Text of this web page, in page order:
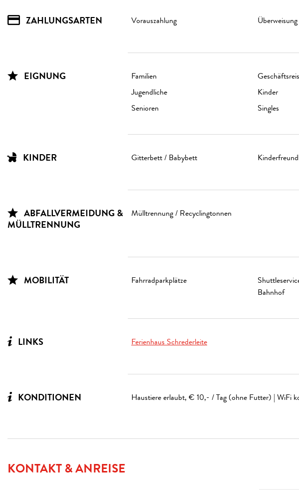
ZAHLUNGSARTEN Vorauszahlung Überweisung
EIGNUNG Familien
Jugendliche
Kinder
Senioren
Singles
KINDER Gitterbett / Babybett
ABFALLVERMEIDUNG &
MÜLLTRENNUNG
Mülltrennung / Recyclingtonnen
MOBILITÄT Fahrradparkplätze
Bahnhof
LINKS Ferienhaus Schrederleite
KONDITIONEN Haustiere erlaubt, € 10,- / Tag (ohne Futter) | WiFi
KONTAKT & ANREISE